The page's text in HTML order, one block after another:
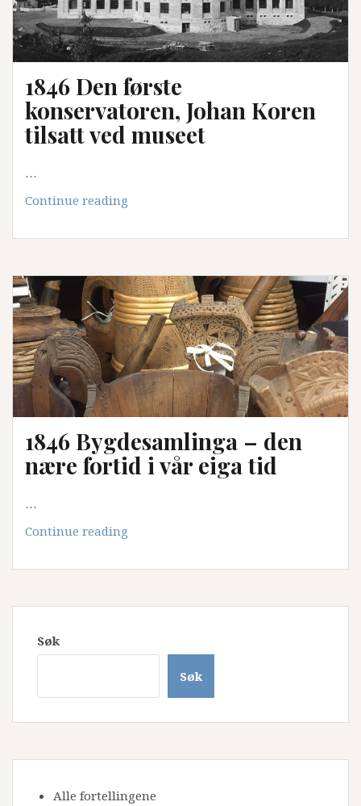
1846 Den første
konservatoren, Johan Koren
tilsatt ved museet
…
Continue reading
første
Johan
Koren
tilsatt
ved
museet
1846 Bygdesamlinga – den
nære fortid i vår eiga tid
…
Continue reading
–
nære
Søk
Søk
Alle fortellingene